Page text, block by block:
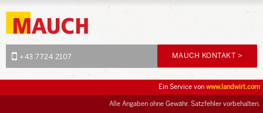
+43 7724 2107 MAUCH KONTAKT >
Alle Angaben ohne Gewähr. Satzfehler vorbehalten.
Ein Service von www.landwirt.com